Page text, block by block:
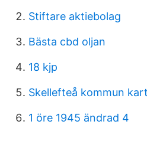
Stiftare aktiebolag
Bästa cbd oljan
18 kjp
Skellefteå kommun
1 öre 1945 ändrad 4